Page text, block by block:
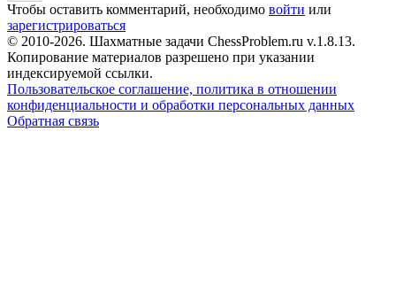
Чтобы оставить комментарий, необходимо войти или
зарегистрироваться
© 2010-2026. Шахматные задачи ChessProblem.ru v.1.8.13.
Копирование материалов разрешено при указании
индексируемой ссылки.
Пользовательское соглашение, политика в отношении
конфиденциальности и обработки персональных данных
Обратная связь